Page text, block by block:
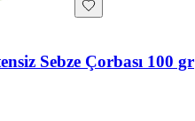
Sebze Çorbası 100 gr